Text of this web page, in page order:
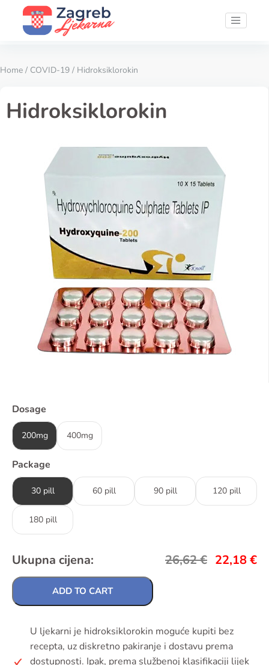
Home / COVID-19 / Hidroksiklorokin
Hidroksiklorokin
Dosage
200mg 400mg
Package
30 pill 60 pill 90 pill 120 pill
180 pill
Ukupna cijena: 26,62€ 22,18€
ADD TO CART
U ljekarni je hidroksiklorokin moguće kupiti bez
recepta, uz diskretno pakiranje i dostavu prema
dostupnosti. Ipak, prema službenoj klasifikaciji lijek